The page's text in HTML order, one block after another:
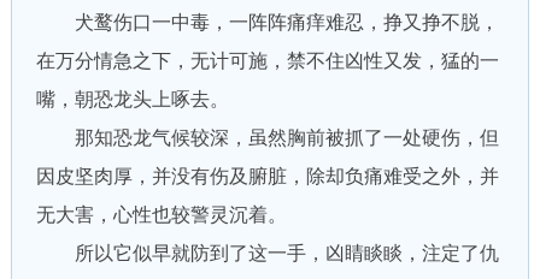
犬鹜伤口一中毒，一阵阵痛痒难忍，挣又挣不脱，
在万分情急之下，无计可施，禁不住凶性又发，猛的一
嘴，朝恐龙头上啄去。
那知恐龙气候较深，虽然胸前被抓了一处硬伤，但
因皮坚肉厚，并没有伤及腑脏，除却负痛难受之外，并
无大害，心性也较警灵沉着。
所以它似早就防到了这一手，凶睛睒睒，注定了仇